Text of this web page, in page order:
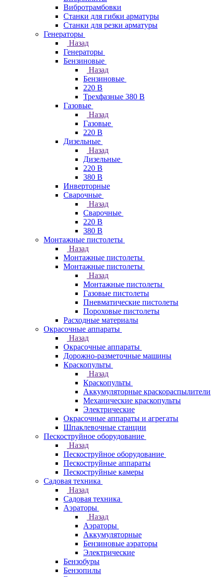
Вибротрамбовки
Станки для гибки арматуры
Станки для резки арматуры
Генераторы
Назад
Генераторы
Бензиновые
Назад
Бензиновые
220 В
Трехфазные 380 В
Газовые
Назад
Газовые
220 В
Дизельные
Назад
Дизельные
220 В
380 В
Инверторные
Сварочные
Назад
Сварочные
220 В
380 В
Монтажные пистолеты
Назад
Монтажные пистолеты
Монтажные пистолеты
Назад
Монтажные пистолеты
Газовые пистолеты
Пневматические пистолеты
Пороховые пистолеты
Расходные материалы
Окрасочные аппараты
Назад
Окрасочные аппараты
Дорожно-разметочные машины
Краскопульты
Назад
Краскопульты
Аккумуляторные краскораспылители
Механические краскопульты
Электрические
Окрасочные аппараты и агрегаты
Шпаклевочные станции
Пескоструйное оборудование
Назад
Пескоструйное оборудование
Пескоструйные аппараты
Пескоструйные камеры
Садовая техника
Назад
Садовая техника
Аэраторы
Назад
Аэраторы
Аккумуляторные
Бензиновые аэраторы
Электрические
Бензобуры
Бензопилы